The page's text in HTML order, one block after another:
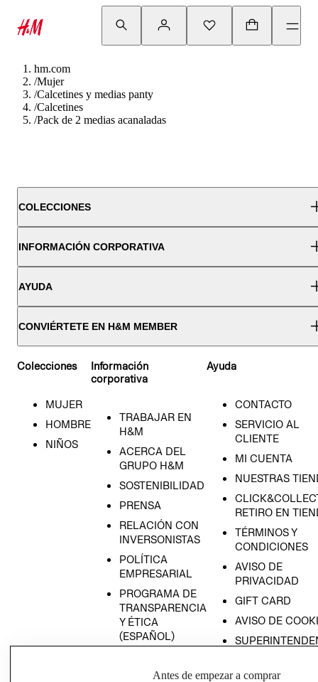
hm.com
/Mujer
/Calcetines y medias panty
/Calcetines
/Pack de 2 medias acanaladas
COLECCIONES
INFORMACIÓN CORPORATIVA
AYUDA
CONVIÉRTETE EN H&M MEMBER
Colecciones
MUJER
HOMBRE
NIÑOS
Información
corporativa
TRABAJAR EN
H&M
ACERCA DEL
GRUPO H&M
SOSTENIBILIDAD
PRENSA
RELACIÓN CON
INVERSONISTAS
POLÍTICA
EMPRESARIAL
PROGRAMA DE
TRANSPARENCIA
Y ÉTICA
(ESPAÑOL)
TRANSPARENCIA
Ayuda
CONTACTO
SERVICIO AL
CLIENTE
MI CUENTA
NUESTRAS
RETIRO EN
TÉRMINOS Y
CONDICIONES
AVISO DE
PRIVACIDAD
GIFT CARD
AVISO DE
Antes de empezar a comprar